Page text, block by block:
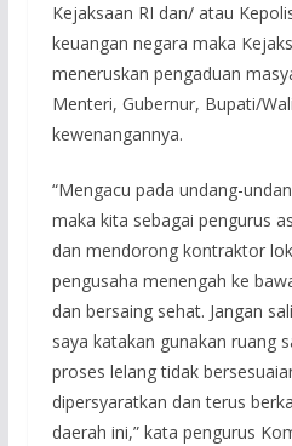
Kejaksaan RI dan/ atau
keuangan negara maka
meneruskan pengaduan
Menteri, Gubernur, Bupati/
kewenangannya.
“Mengacu pada undang-
maka kita sebagai pengurus
dan mendorong kontraktor
pengusaha menengah ke
dan bersaing sehat. Jangan
saya katakan gunakan ruang
proses lelang tidak
dipersyaratkan dan terus
daerah ini,” kata pengurus